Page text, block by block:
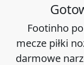
Footinho
mecze piłki
darmowe